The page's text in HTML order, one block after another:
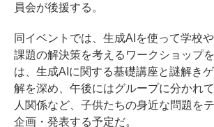
員会が後援する。
同イベントでは、生成AIを使って学校
課題の解決策を考えるワークショップ
は、生成AIに関する基礎講座と謎解き
解を深め、午後にはグループに分かれ
人関係など、子供たちの身近な問題を
企画・発表する予定だ。